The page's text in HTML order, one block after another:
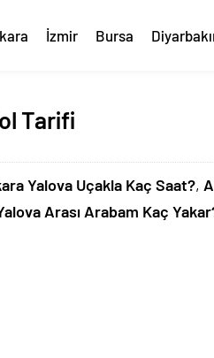
İzmir Bursa
Tarifi
Yalova Uçakla Kaç Saat?,
Arası Arabam Kaç